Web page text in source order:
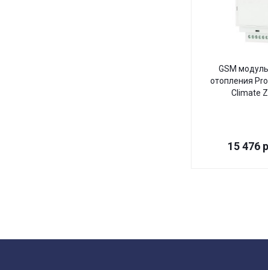
GSM
отопления
Climate
15 476